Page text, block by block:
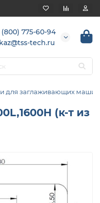
(800) 775-60-94
tech.ru
для заглаживающих машин
(к-т из